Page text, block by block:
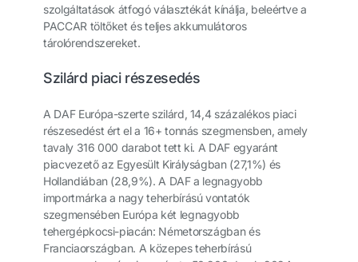
szolgáltatások átfogó választékát kínálja, beleértve a
PACCAR töltőket és teljes akkumulátoros
tárolórendszereket.
Szilárd piaci részesedés
A DAF Európa-szerte szilárd, 14,4 százalékos piaci
részesedést ért el a 16+ tonnás szegmensben, amely
tavaly 316 000 darabot tett ki. A DAF egyaránt
piacvezető az Egyesült Királyságban (27,1%) és
Hollandiában (28,9%). A DAF a legnagyobb
importmárka a nagy teherbírású vontatók
szegmensében Európa két legnagyobb
tehergépkocsi-piacán: Németországban és
Franciaországban. A közepes teherbírású